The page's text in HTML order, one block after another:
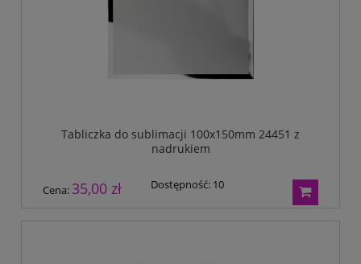
Tabliczka do sublimacji 100x150mm 24451 z
nadrukiem
Cena: 35,00 zł Dostępność: 10